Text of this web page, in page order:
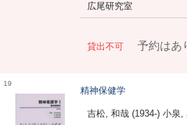
広尾研究室
貸出不可 予約はあ
19
精神保健学
吉松, 和哉 (1934-) 小泉,